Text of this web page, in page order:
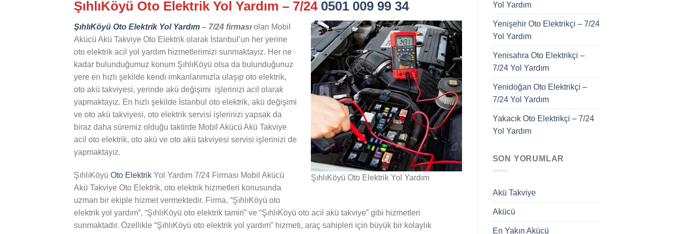
ŞıhlıKöyü Oto Elektrik Yol Yardım – 7/24 0501 009 99 34
ŞıhlıKöyü Oto Elektrik Yol Yardım
ŞıhlıKöyü Oto Elektrik Yol Yardım – 7/24 firması olan Mobil
Akücü Akü Takviye Oto Elektrik olarak İstanbul’un her yerine
oto elektrik acil yol yardım hizmetlerimizi sunmaktayız. Her ne
kadar bulunduğumuz konum ŞıhlıKöyü olsa da bulunduğunuz
yere en hızlı şekilde kendi imkanlarımızla ulaşıp oto elektrik,
oto akü takviyesi, yerinde akü değişimi işlerinizi acil olarak
yapmaktayız. En hızlı şekilde İstanbul oto elektrik, akü değişimi
ve oto akü takviyesi, oto elektrik servisi işlerinizi yapsak da
biraz daha süremiz olduğu taktirde Mobil Akücü Akü Takviye
acil oto elektrik, oto akü ve oto akü takviyesi servisi işlerinizi de
yapmaktayız.
ŞıhlıKöyü Oto Elektrik Yol Yardım 7/24 Firması Mobil Akücü
Akü Takviye Oto Elektrik, oto elektrik hizmetleri konusunda
uzman bir ekiple hizmet vermektedir. Firma, “ŞıhlıKöyü oto
elektrik yol yardım”, “ŞıhlıKöyü oto elektrik tamiri” ve “ŞıhlıKöyü oto acil akü takviye” gibi hizmetleri
sunmaktadır. Özellikle “ŞıhlıKöyü oto elektrik yol yardım” hizmeti, araç sahipleri için büyük bir kolaylık
Yol Yardım
Yenişehir Oto Elektrikçi – 7/24
Yol Yardım
Yenisahra Oto Elektrikçi –
7/24 Yol Yardım
Yenidoğan Oto Elektrikçi –
7/24 Yol Yardım
Yakacık Oto Elektrikçi – 7/24
Yol Yardım
SON YORUMLAR
Akü Takviye
Akücü
En Yakın Akücü